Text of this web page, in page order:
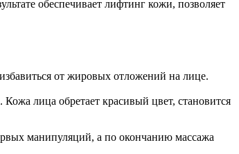
обеспечивает лифтинг кожи, позволяет
от жировых отложений на лице.
лица обретает красивый цвет, становится
манипуляций, а по окончанию массажа